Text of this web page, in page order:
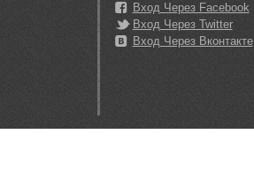
Вход Через Facebook
Вход Через Twitter
Вход Через Вконтакте